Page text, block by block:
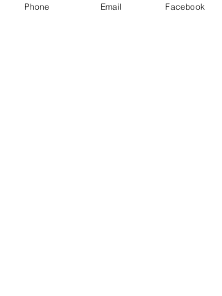
Phone Email Facebook